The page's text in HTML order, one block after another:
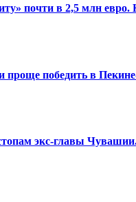
почти в 2,5 млн
победить в
экс-главы